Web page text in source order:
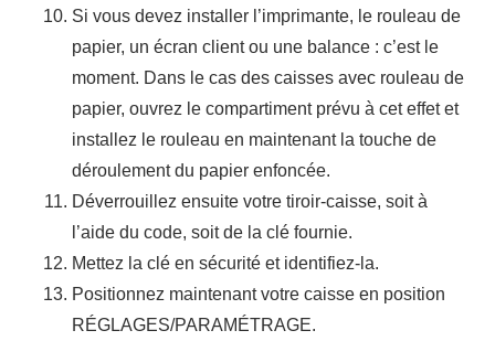
Si vous devez installer l’imprimante, le rouleau de
papier, un écran client ou une balance : c’est le
moment. Dans le cas des caisses avec rouleau de
papier, ouvrez le compartiment prévu à cet effet et
installez le rouleau en maintenant la touche de
déroulement du papier enfoncée.
Déverrouillez ensuite votre tiroir-caisse, soit à
l’aide du code, soit de la clé fournie.
Mettez la clé en sécurité et identifiez-la.
Positionnez maintenant votre caisse en position
RÉGLAGES/PARAMÉTRAGE.